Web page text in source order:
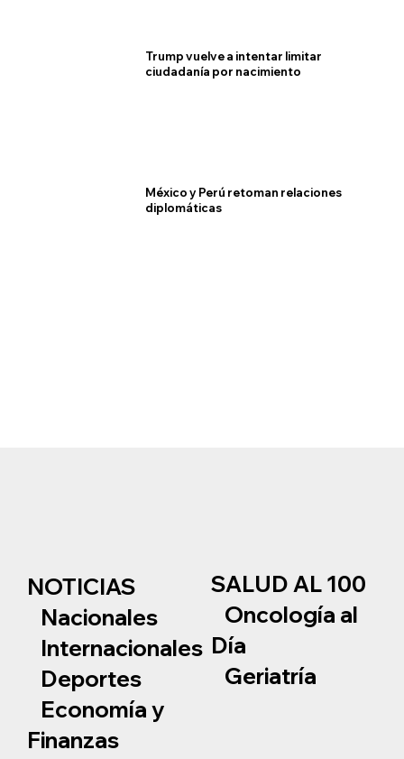
Trump vuelve a intentar limitar
ciudadanía por nacimiento
México y Perú retoman relaciones
diplomáticas
NOTICIAS
Nacionales
Internacionales
Deportes
Economía y
Finanzas
SALUD AL 100
Oncología al
Día
Geriatría